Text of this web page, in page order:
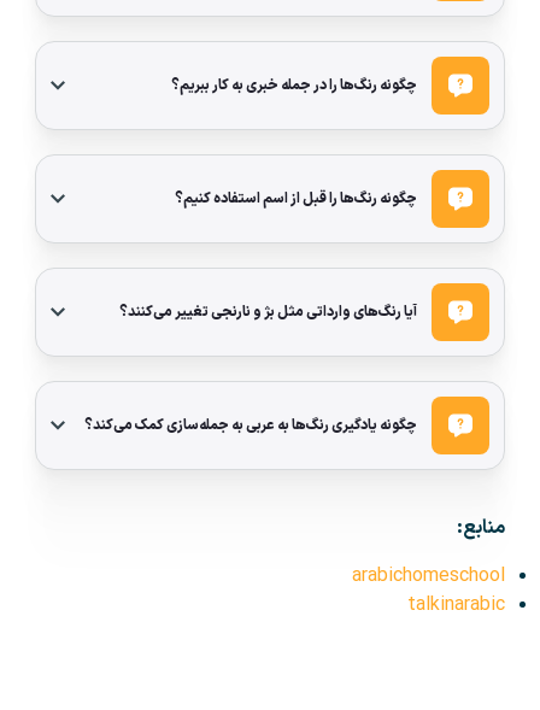
چگونه رنگ‌ها را در جمله خبری به کار ببریم؟
چگونه رنگ‌ها را قبل از اسم استفاده کنیم؟
آیا رنگ‌های وارداتی مثل بژ و نارنجی تغییر می‌کنند؟
چگونه یادگیری رنگ‌ها به عربی به جمله‌سازی کمک می‌کند؟
منابع:
arabichomeschool
talkinarabic